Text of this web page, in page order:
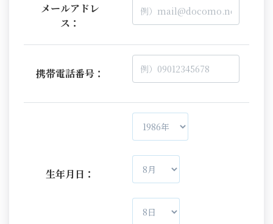
メールアドレ
ス：
携帯電話番号：
生年月日：